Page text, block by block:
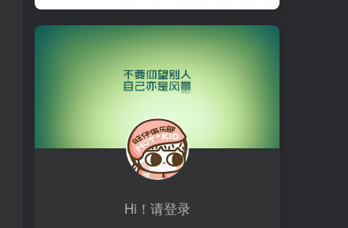
Hi！请登录